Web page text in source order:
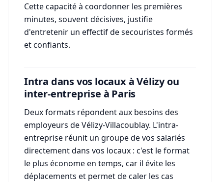
Cette capacité à coordonner les premières
minutes, souvent décisives, justifie
d'entretenir un effectif de secouristes formés
et confiants.
Intra dans vos locaux à Vélizy ou
inter-entreprise à Paris
Deux formats répondent aux besoins des
employeurs de Vélizy-Villacoublay. L'intra-
entreprise réunit un groupe de vos salariés
directement dans vos locaux : c'est le format
le plus économe en temps, car il évite les
déplacements et permet de caler les cas